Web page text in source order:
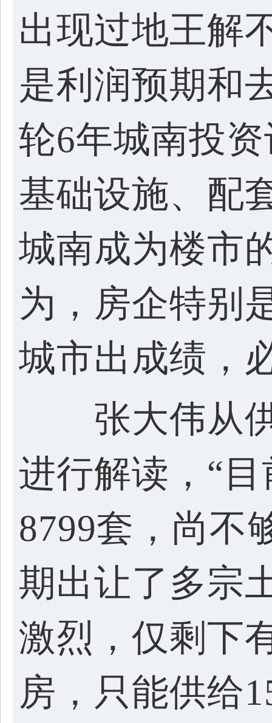
出现过地王解
是利润预期和
轮6年城南投
基础设施、配
城南成为楼市
为，房企特别
城市出成绩，
张大伟从供
进行解读，“
8799套，尚不
期出让了多宗
激烈，仅剩下
房，只能供给